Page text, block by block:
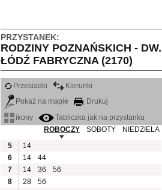
PRZYSTANEK:
RODZINY POZNAŃSKICH - DW.
ŁÓDŹ FABRYCZNA (2170)
Przesiadki
Kierunki
Pokaż na mapie
Drukuj
ikony
Tabliczka jak na przystanku
ROBOCZY
SOBOTY
NIEDZIELA
5
14
6
14
44
7
14 36
56
8
28
56